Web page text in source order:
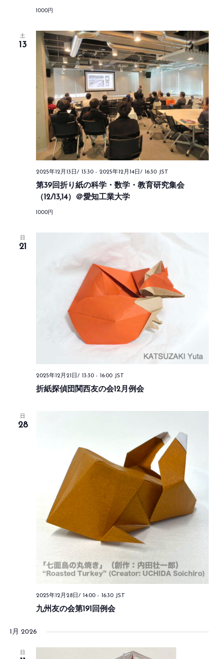
表
示
イ
ベ
ン
ト
を
検
索
し
ま
す。
1000円
土
13
2025年12月13日/ 13:30- 2025年12月14日/ 16:30 JST
第39回折り紙の科学・数学・教育研究集会
（12/13,14）＠愛知工業大学
1000円
日
21
2025年12月21日/ 13:30- 16:00 JST
折紙探偵団関西友の会12月例会
日
28
2025年12月28日/ 14:00- 16:30 JST
九州友の会第191回例会
1月 2026
日